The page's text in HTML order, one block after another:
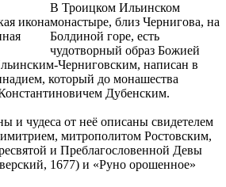
икона
В Троицком Ильинском
монастыре, близ Чернигова, на
Болдиной горе, есть
чудотворный образ Божией
Черниговским, написан в
который до монашества
Дубенским.
и чудеса от неё описаны свидетелем
митрополитом Ростовским,
и Преблагословенной Девы
1677) и «Руно орошенное»